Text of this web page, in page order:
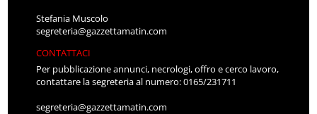
Stefania Muscolo
segreteria@gazzettamatin.com
CONTATTACI
Per pubblicazione annunci, necrologi, offro e cerco lavoro,
contattare la segreteria al numero: 0165/231711
segreteria@gazzettamatin.com